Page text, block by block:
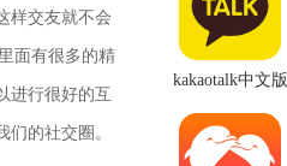
样交友就不会
面有很多的精
进行很好的互
的社交圈。
kakaotalk中文版